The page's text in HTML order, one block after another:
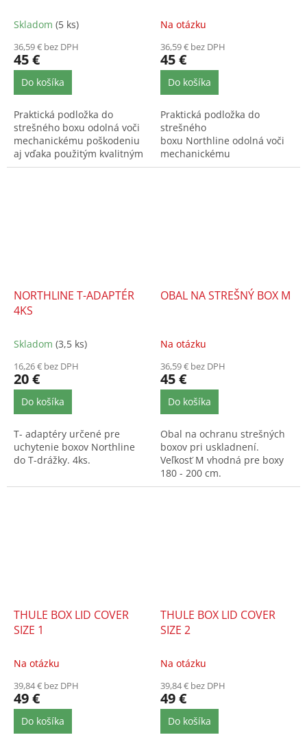
Skladom (5 ks)
36,59 € bez DPH
45 €
Do košíka
Praktická podložka do
strešného boxu odolná voči
mechanickému poškodeniu
aj vďaka použitým kvalitným
materiálom. Veľkosť M.
Na otázku
36,59 € bez DPH
45 €
Do košíka
Praktická podložka do
strešného
boxu Northline odolná voči
mechanickému
poškodeniu. Podložka je
NORTHLINE T-ADAPTÉR
4KS
Skladom (3,5 ks)
16,26 € bez DPH
20 €
Do košíka
T- adaptéry určené pre
uchytenie boxov Northline
do T-drážky. 4ks.
OBAL NA STREŠNÝ BOX M
Na otázku
36,59 € bez DPH
45 €
Do košíka
Obal na ochranu strešných
boxov pri uskladnení.
Veľkosť M vhodná pre boxy
180 - 200 cm.
THULE BOX LID COVER
SIZE 1
Na otázku
39,84 € bez DPH
49 €
Do košíka
THULE BOX LID COVER
SIZE 2
Na otázku
39,84 € bez DPH
49 €
Do košíka